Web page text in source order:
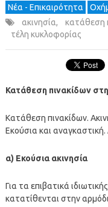
Νέα - Επικαιρότητα
ακινησία, κατάθεση
τέλη κυκλοφορίας
Κατάθεση πινακίδων
Κατάθεση πινακίδων.
Εκούσια και αναγκαστική.
α) Εκούσια ακινησία
Για τα επιβατικά
κατατίθενται στην